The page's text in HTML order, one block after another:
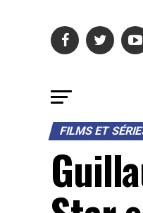
FILMS ET